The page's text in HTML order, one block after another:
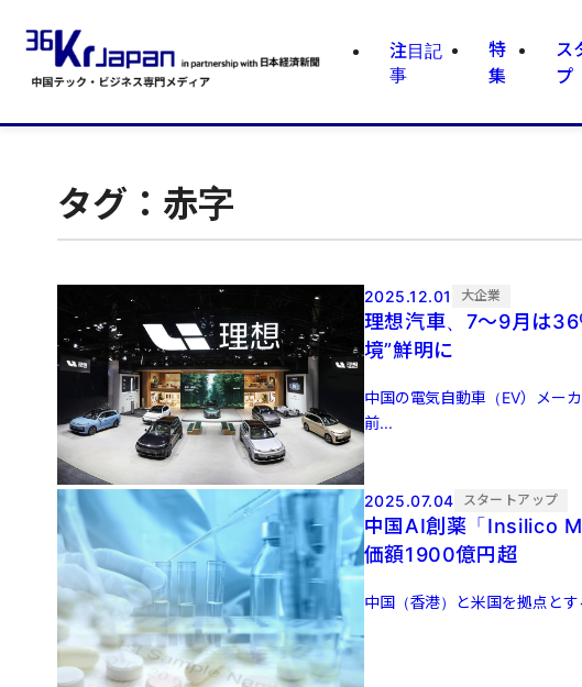
注目記
事
特
集
ス
プ
タグ：赤字
2025.12.01 大企業
理想汽車、7〜9月は
境”鮮明に
中国の電気自動車（EV）メー
前...
2025.07.04 スタートアップ
中国AI創薬「Insilico
価額1900億円超
中国（香港）と米国を拠点と